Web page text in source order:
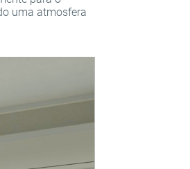
uma atmosfera